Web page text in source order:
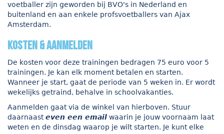
voetballer zijn geworden bij BVO's in Nederland en
buitenland en aan enkele profsvoetballers van Ajax
Amsterdam.
kosten & aanmelden
De kosten voor deze trainingen bedragen 75 euro voor 5
trainingen. Je kan elk moment betalen en starten.
Wanneer je start, gaat de periode van 5 weken in. Er wordt
wekelijks getraind, behalve in schoolvakanties.
Aanmelden gaat via de winkel van hierboven. Stuur
daarnaasteven een email waarin je jouw voornaam laat
weten en de dinsdag waarop je wilt starten. Je kunt elke